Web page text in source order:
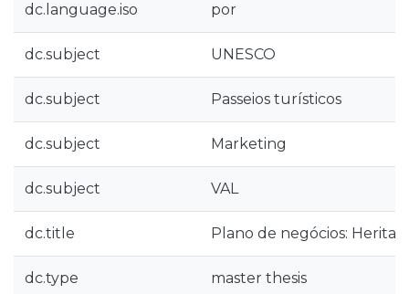
dc.language.iso por
dc.subject UNESCO
dc.subject Passeios turísticos
dc.subject Marketing
dc.subject VAL
dc.title Plano de negócios:
dc.type master thesis